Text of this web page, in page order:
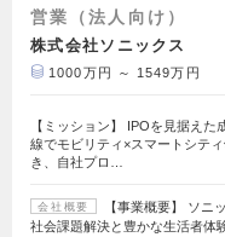
営業（法人向け）
株式会社ソニックス
1000万円 ～ 1549万円
【ミッション】 IPOを見据え
線でモビリティ×スマートシテ
き、自社プロ…
会社概要
【事業概要】 ソニ
社会課題解決と豊かな生活者体